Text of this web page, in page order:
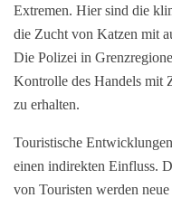
Extremen. Hier sind die
die Zucht von Katzen mit
Die Polizei in
Kontrolle des Handels mit
zu erhalten.
Touristische
einen indirekten Einfluss.
von Touristen werden